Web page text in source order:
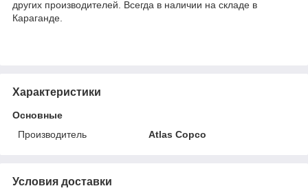
других производителей. Всегда в наличии на складе в
Караганде.
Характеристики
Основные
Производитель
Atlas Copco
Условия доставки